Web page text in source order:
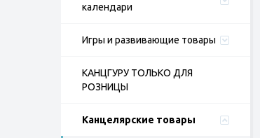
календари
Игры и развивающие товары
КАНЦГУРУ ТОЛЬКО ДЛЯ
РОЗНИЦЫ
Канцелярские товары